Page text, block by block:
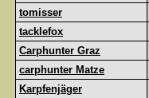
tomisser
tacklefox
Carphunter Graz
carphunter Matze
Karpfenjäger